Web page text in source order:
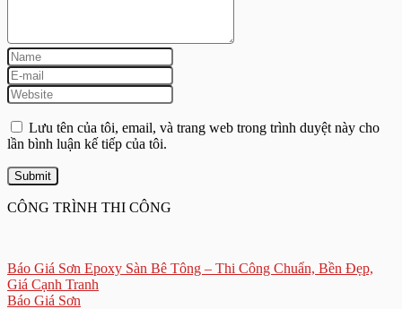
Lưu tên của tôi, email, và trang web trong trình duyệt này cho
lần bình luận kế tiếp của tôi.
CÔNG TRÌNH THI CÔNG
Báo Giá Sơn Epoxy Sàn Bê Tông – Thi Công Chuẩn, Bền Đẹp,
Giá Cạnh Tranh
Báo Giá Sơn